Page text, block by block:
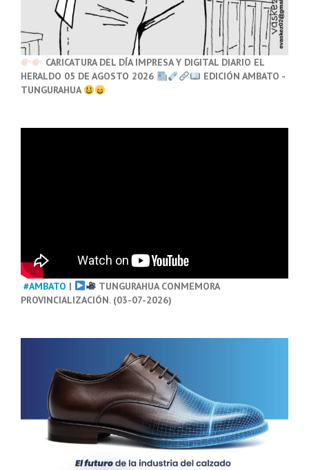
CARICATURA DEL DÍA IMPRESA Y DIGITAL DIARIO EL
HERALDO 05 DE AGOSTO 2026
EDICIÓN AMBATO -
TUNGURAHUA
#AMBATO |
TUNGURAHUA CONMEMORA
PROVINCIALIZACIÓN. (03-07-2026)